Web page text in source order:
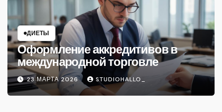
ДИЕТЫ
Оформление аккредитивов в
международной торговле
23 МАРТА 2026 STUDIOHALLO_